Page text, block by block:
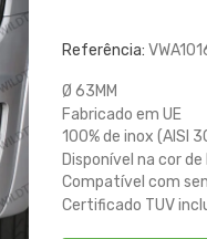
Referência:
Ø 63MM
Fabricado em UE
100% de inox (AISI
Disponível na cor
Compatível com
Certificado TUV